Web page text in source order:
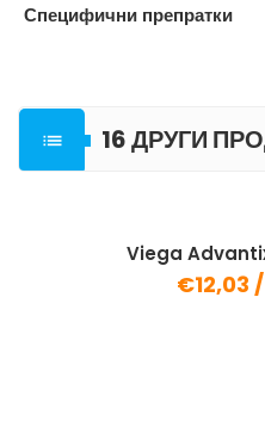
Специфични препратки

16 ДРУГИ
Viega
€12,03 /